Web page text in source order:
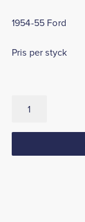
1954-55 Ford
Pris per styck
1954-